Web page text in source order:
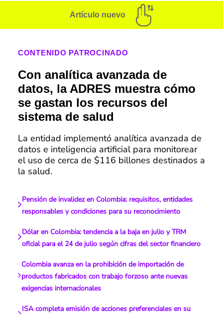
Artículo nuevo
CONTENIDO PATROCINADO
Con analítica avanzada de
datos, la ADRES muestra cómo
se gastan los recursos del
sistema de salud
La entidad implementó analítica avanzada de
datos e inteligencia artificial para monitorear
el uso de cerca de $116 billones destinados a
la salud.
Pensión de invalidez en Colombia: requisitos, entidades
responsables y condiciones para su reconocimiento
Dólar en Colombia: tendencia a la baja en julio y TRM
oficial para el 24 de julio según cifras del sector financiero
Colombia avanza en la prohibición de importación de
productos fabricados con trabajo forzoso ante nuevas
exigencias internacionales
ISA completa emisión de acciones preferenciales en su